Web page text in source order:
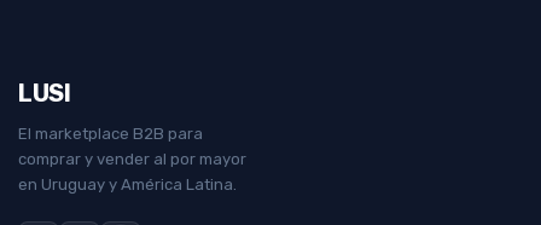
LUSI
El marketplace B2B para
comprar y vender al por mayor
en Uruguay y América Latina.